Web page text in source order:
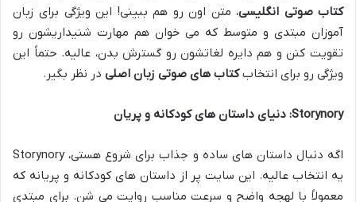
کتاب صوتی انگلیسی، متن اون رو هم ببینی! این ویژگی برای زبان
آموزان مبتدی و متوسط که می خوان هم مهارت شنیداریشون رو
تقویت کنن و هم دایره لغاتشون رو گسترش بدن، عالیه. حتماً این
ویژگی رو برای انتخابکتاب های صوتی زبان اصلی در نظر بگیر.
Storynory: دنیای داستان های کودکانه و پریان
اگه دنبال داستان های ساده و جذاب برای شروع هستی، Storynory
یه انتخاب عالیه. این سایت پر از داستان های کودکانه و پریانه که
معمولاً با لهجه واضح و سرعت مناسب روایت می شن. برای مبتدی